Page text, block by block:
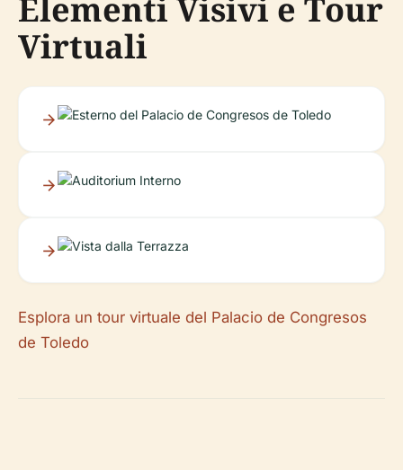
Elementi Visivi e Tour
Virtuali
Esplora un tour virtuale del Palacio de Congresos
de Toledo